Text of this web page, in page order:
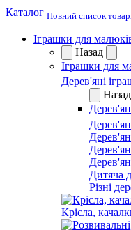
Каталог Повний список
Іграшки для
Назад
Іграшки для
Дерев'яні
Назад
Дитяча
Різні
Крісла,